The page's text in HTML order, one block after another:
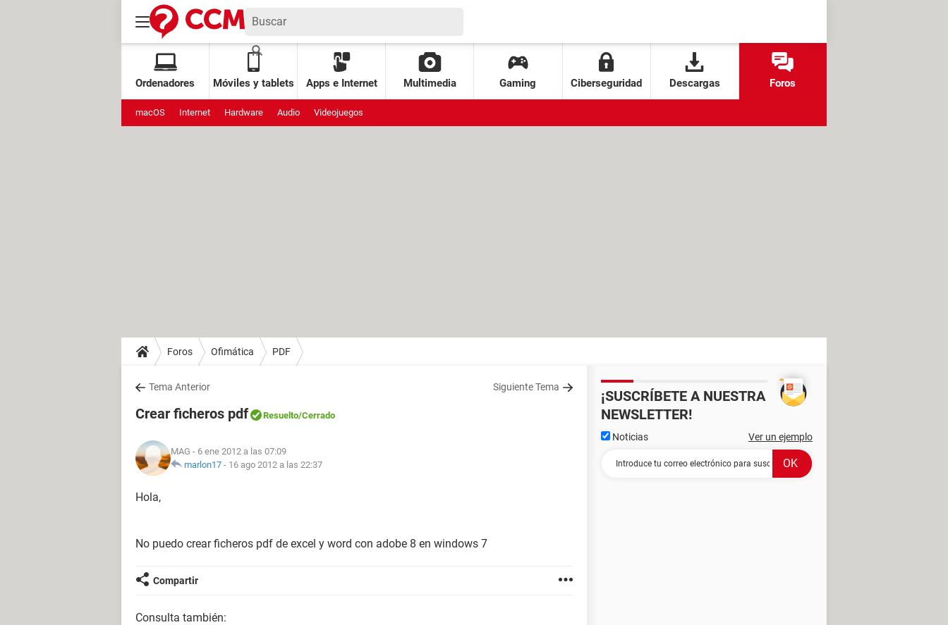
Ordenadores Móviles y tablets Apps e Internet Multimedia Gaming Ciberseguridad Descargas Foros
macOS Internet Hardware Audio Videojuegos
Foros Ofimática PDF
Tema Anterior Siguiente Tema
Crear ficheros pdf Resuelto/Cerrado
MAG - 6 ene 2012 a las 07:09
marlon17 - 16 ago 2012 a las 22:37
Hola,
No puedo crear ficheros pdf de excel y word con adobe 8 en windows 7
Compartir
Consulta también:
¡SUSCRÍBETE A NUESTRA
NEWSLETTER!
Noticias Ver un ejemplo